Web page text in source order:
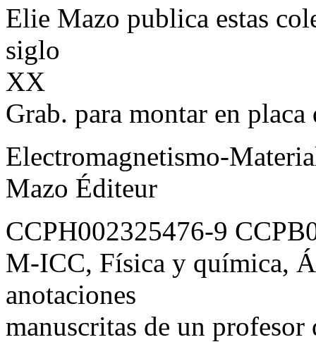
Elie Mazo publica estas
siglo
XX
Grab. para montar en
Electromagnetismo-
Mazo Éditeur
CCPH002325476-9
M-ICC, Física y química,
anotaciones
manuscritas de un